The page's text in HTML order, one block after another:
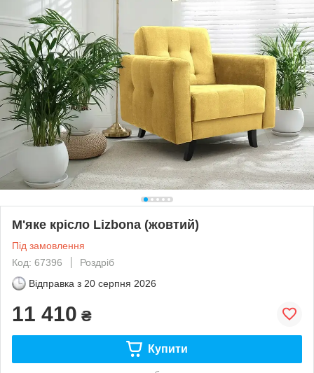
М'яке крісло Lizbona (жовтий)
Під замовлення
Код: 67396
Роздріб
Відправка з 20 серпня 2026
11 410 ₴
Купити